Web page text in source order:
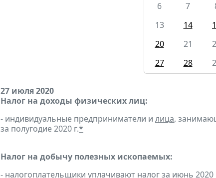
6
7
13
14
20
21
27
28
27 июля 2020
Налог на доходы физических лиц:
- индивидуальные предприниматели и лица,
за полугодие 2020 г.*
Налог на добычу полезных ископаемых:
- налогоплательщики уплачивают налог за июнь 2020